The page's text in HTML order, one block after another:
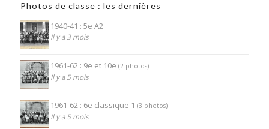
Photos de classe : les dernières
1940-41 : 5e A2
Il y a 3 mois
1961-62 : 9e et 10e (2 photos)
Il y a 5 mois
1961-62 : 6e classique 1 (3 photos)
Il y a 5 mois